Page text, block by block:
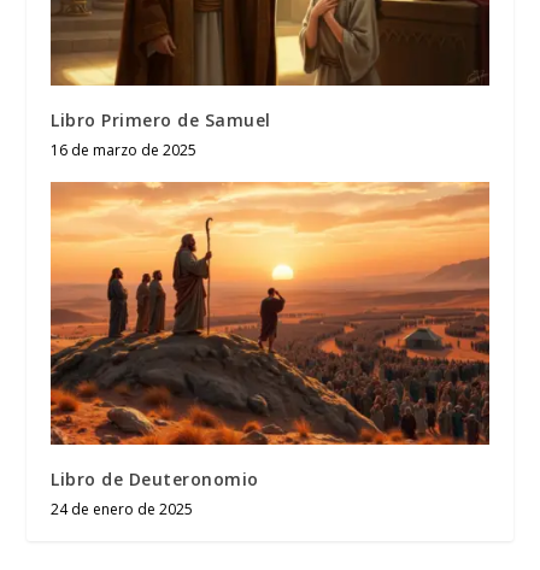
Libro Primero de Samuel
16 de marzo de 2025
Libro de Deuteronomio
24 de enero de 2025